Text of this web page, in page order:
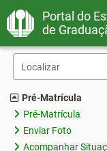
Portal do
de
Pré-Matrícula
Pré-Matrícula
Enviar Foto
Acompanhar